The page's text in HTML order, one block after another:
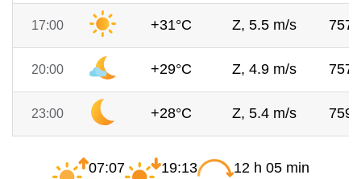
17:00 +31°C Z, 5.5 m/s 757
20:00 +29°C Z, 4.9 m/s 757
23:00 +28°C Z, 5.4 m/s 759
07:07 19:13 12 h 05 min